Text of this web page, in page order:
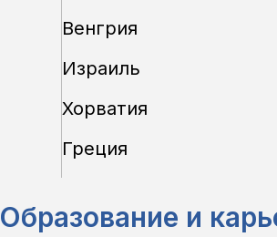
Венгрия
Израиль
Хорватия
Греция
Образование и